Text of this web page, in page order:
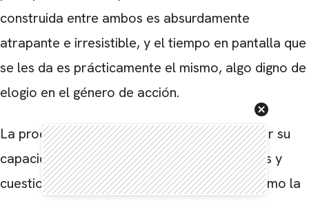
construida entre ambos es absurdamente
atrapante e irresistible, y el tiempo en pantalla que
se les da es prácticamente el mismo, algo digno de
elogio en el género de acción.
La producción aún merece ser destacada por su
capacidad de mezclar problemas fantásticos y
cuestiones cotidianas de la adolescencia, como la